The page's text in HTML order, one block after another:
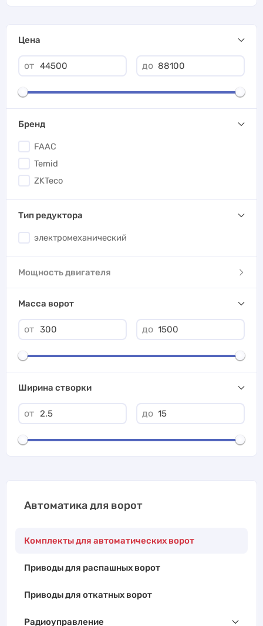
Цена
от до
Бренд
FAAC
Temid
ZKTeco
Тип редуктора
электромеханический
Мощность двигателя
Масса ворот
от до
Ширина створки
от до
Автоматика для ворот
Комплекты для автоматических ворот
Приводы для распашных ворот
Приводы для откатных ворот
Радиоуправление